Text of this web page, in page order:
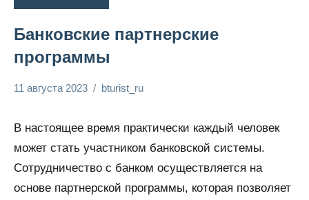
Банковские партнерские
программы
финансы
11 августа 2023 bturist_ru
В настоящее время практически каждый человек
может стать участником банковской системы.
Сотрудничество с банком осуществляется на
основе партнерской программы, которая позволяет